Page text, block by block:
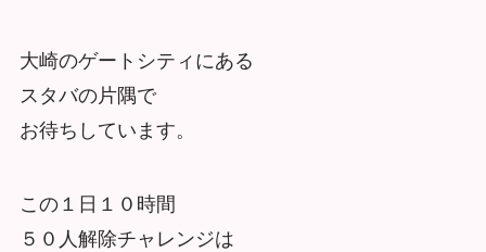
大崎のゲートシティにある
スタバの片隅で
お待ちしています。
この１日１０時間
５０人解除チャレンジは